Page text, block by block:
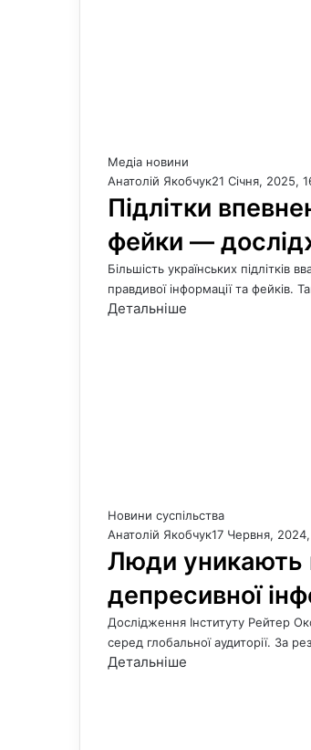
Медіа новини
Анатолій Якобчук21 Січня, 2025,
Підлітки
фейки —
Більшість українських
правдивої інформації та фейків.
Детальніше
Новини суспільства
Анатолій Якобчук17 Червня, 2024,
Люди уникають
депресивної
Дослідження Інституту Рейтер
серед глобальної аудиторії. За
Детальніше